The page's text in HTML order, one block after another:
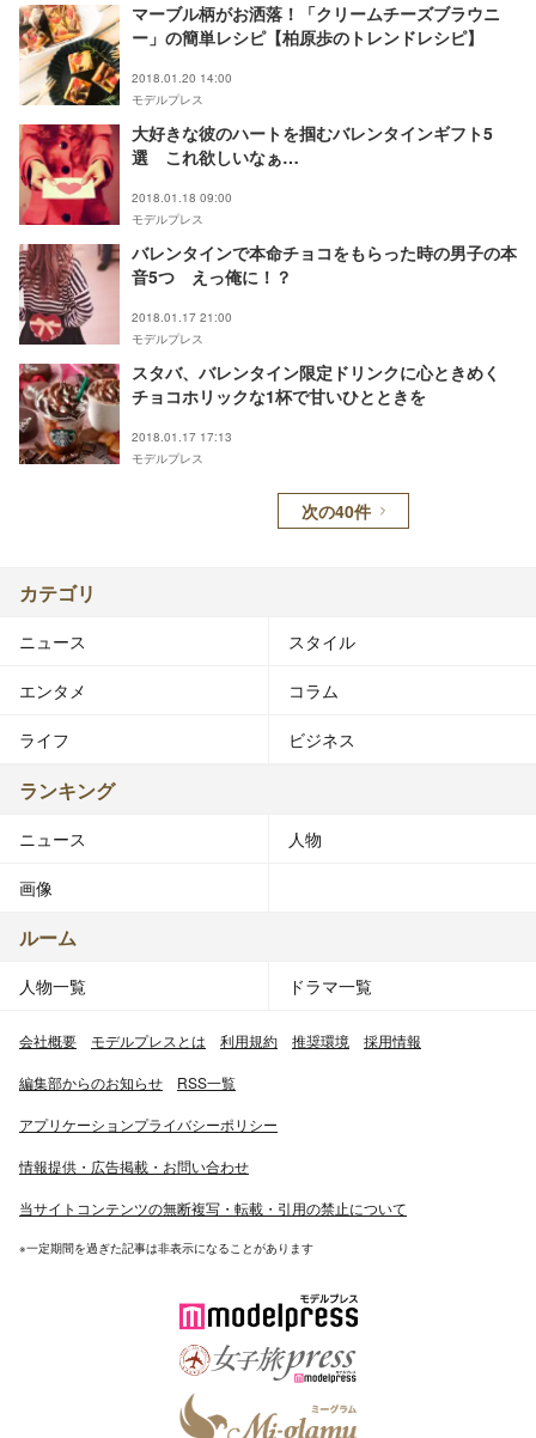
マーブル柄がお洒落！「クリームチーズブラウニ
ー」の簡単レシピ【柏原歩のトレンドレシピ】
2018.01.20 14:00
モデルプレス
大好きな彼のハートを掴むバレンタインギフト5
選 これ欲しいなぁ…
2018.01.18 09:00
モデルプレス
バレンタインで本命チョコをもらった時の男子の本
音5つ えっ俺に！？
2018.01.17 21:00
モデルプレス
スタバ、バレンタイン限定ドリンクに心ときめく
チョコホリックな1杯で甘いひとときを
2018.01.17 17:13
モデルプレス
次の40件
カテゴリ
ニュース スタイル
エンタメ コラム
ライフ ビジネス
ランキング
ニュース 人物
画像
ルーム
人物一覧 ドラマ一覧
会社概要 モデルプレスとは 利用規約 推奨環境 採用情報
編集部からのお知らせ RSS一覧
アプリケーションプライバシーポリシー
情報提供・広告掲載・お問い合わせ
当サイトコンテンツの無断複写・転載・引用の禁止について
※一定期間を過ぎた記事は非表示になることがあります